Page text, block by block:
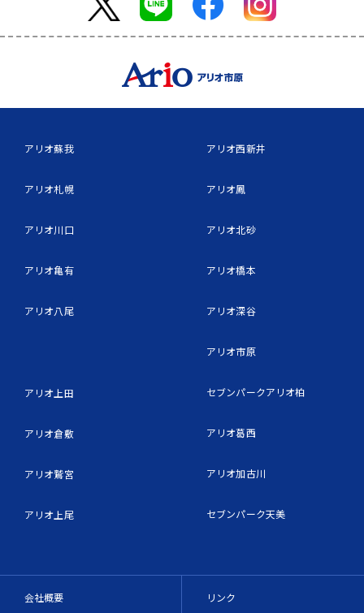
アリオ蘇我
アリオ札幌
アリオ川口
アリオ亀有
アリオ八尾
アリオ上田
アリオ倉敷
アリオ鷲宮
アリオ上尾
アリオ西新井
アリオ鳳
アリオ北砂
アリオ橋本
アリオ深谷
アリオ市原
セブンパークアリオ柏
アリオ葛西
アリオ加古川
セブンパーク天美
会社概要 リンク